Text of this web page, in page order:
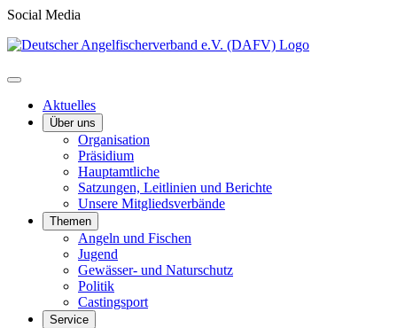
Social Media
Aktuelles
Über uns
Organisation
Präsidium
Hauptamtliche
Satzungen, Leitlinien und Berichte
Unsere Mitgliedsverbände
Themen
Angeln und Fischen
Jugend
Gewässer- und Naturschutz
Politik
Castingsport
Service